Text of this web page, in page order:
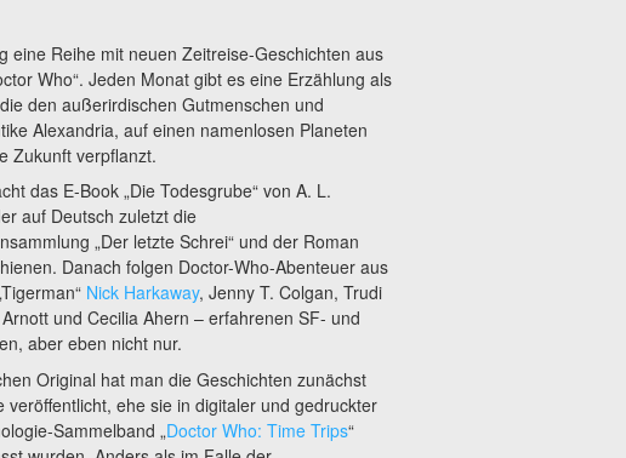
eine Reihe mit neuen Zeitreise-Geschichten aus
Who“. Jeden Monat gibt es eine Erzählung als
den außerirdischen Gutmenschen und
Alexandria, auf einen namenlosen Planeten
Zukunft verpflanzt.
das E-Book „Die Todesgrube“ von A. L.
auf Deutsch zuletzt die
„Der letzte Schrei“ und der Roman
Danach folgen Doctor-Who-Abenteuer aus
Nick Harkaway, Jenny T. Colgan, Trudi
und Cecilia Ahern – erfahrenen SF- und
aber eben nicht nur.
Original hat man die Geschichten zunächst
veröffentlicht, ehe sie in digitaler und gedruckter
Sammelband „Doctor Who: Time Trips“